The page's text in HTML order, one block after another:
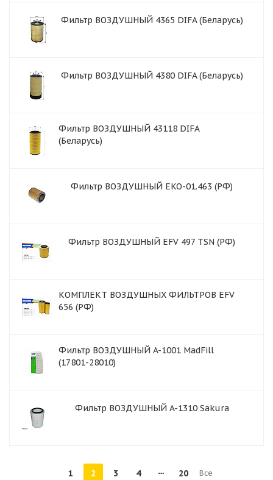
Фильтр ВОЗДУШНЫЙ 4365 DIFA (Беларусь)
Фильтр ВОЗДУШНЫЙ 4380 DIFA (Беларусь)
Фильтр ВОЗДУШНЫЙ 43118 DIFA
(Беларусь)
Фильтр ВОЗДУШНЫЙ EKO-01.463 (РФ)
Фильтр ВОЗДУШНЫЙ EFV 497 TSN (РФ)
КОМПЛЕКТ ВОЗДУШНЫХ ФИЛЬТРОВ EFV
656 (РФ)
Фильтр ВОЗДУШНЫЙ A-1001 MadFill
(17801-28010)
Фильтр ВОЗДУШНЫЙ A-1310 Sakura
1 2 3 4 20 Все